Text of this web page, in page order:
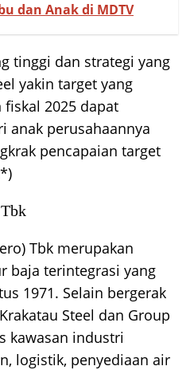
dan Anak di MDTV
tinggi dan strategi yang
yakin target yang
2025 dapat
anak perusahaannya
pencapaian target
Tbk merupakan
baja terintegrasi yang
1971. Selain bergerak
Steel dan Group
kawasan industri
logistik, penyediaan air